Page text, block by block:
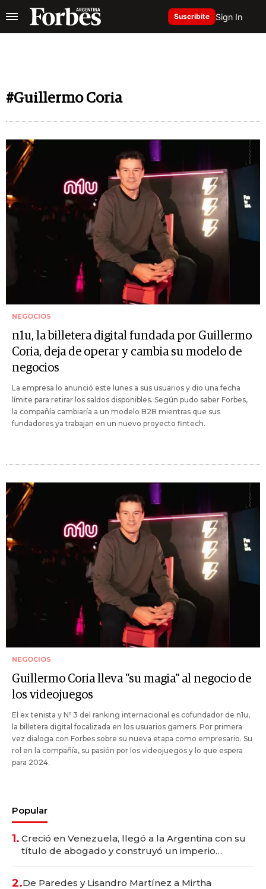
Suscribite Sign In
#Guillermo Coria
NEGOCIOS
n1u, la billetera digital fundada por Guillermo
Coria, deja de operar y cambia su modelo de
negocios
La empresa lo anunció este lunes a sus usuarios y dio una fecha
límite para retirar los saldos disponibles. Según pudo saber Forbes,
la compañía cambiaría a un modelo B2B mientras que sus
fundadores ya trabajan en un nuevo proyecto fintech.
NEGOCIOS
Guillermo Coria lleva "su magia" al negocio de
los videojuegos
El ex tenista y Nº 3 del ranking internacional es cofundador de n1u,
la billetera digital focalizada en los usuarios gamers. Por primera
vez dialoga con Forbes sobre su nueva etapa como empresario. Su
rol en la compañía, su pasión por los videojuegos y lo que espera
para 2024.
Popular
1. Creció en Venezuela, llegó a la Argentina con su
título de abogado y construyó un imperio
2.De Paredes y Lisandro Martínez a Mirtha